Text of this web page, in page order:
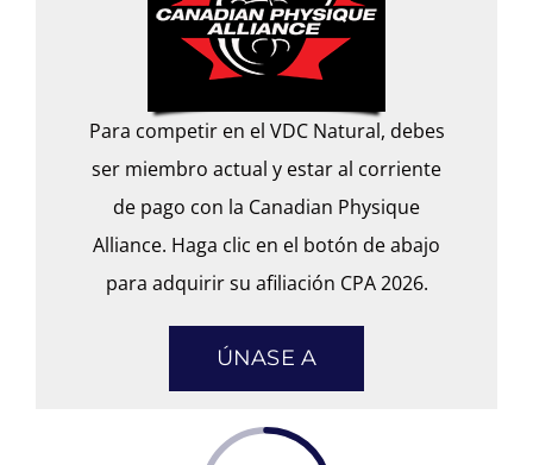
Para competir en el VDC Natural, debes
ser miembro actual y estar al corriente
de pago con la Canadian Physique
Alliance. Haga clic en el botón de abajo
para adquirir su afiliación CPA 2026.
ÚNASE A